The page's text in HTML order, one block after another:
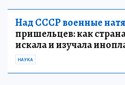
Над СССР военные
пришельцев: как
искала и изучала
НАУКА